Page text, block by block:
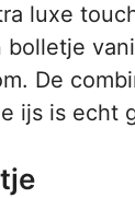
luxe
bolletje
De
ijs is echt